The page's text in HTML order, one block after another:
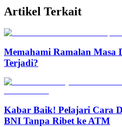
Artikel Terkait
Memahami Ramalan Masa
Terjadi?
Kabar Baik! Pelajari Cara
BNI Tanpa Ribet ke ATM